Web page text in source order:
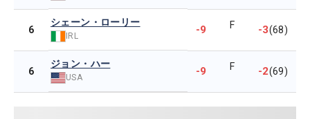
6
シェーン・ローリー
IRL -9 F -3(68)
6
ジョン・ハー
USA -9 F -2(69)